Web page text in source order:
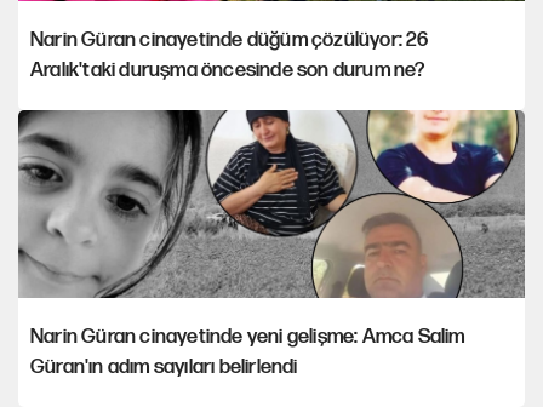
Narin Güran cinayetinde düğüm çözülüyor: 26
Aralık'taki duruşma öncesinde son durum ne?
Narin Güran cinayetinde yeni gelişme: Amca Salim
Güran'ın adım sayıları belirlendi